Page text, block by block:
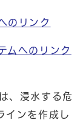
のリンク
ムへのリンク
、浸水する危
インを作成し